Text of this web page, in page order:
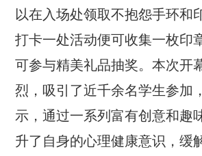
以在入场处领取不抱怨手环和
打卡一处活动便可收集一枚印
可参与精美礼品抽奖。本次开
烈，吸引了近千余名学生参加
示，通过一系列富有创意和趣
升了自身的心理健康意识，缓